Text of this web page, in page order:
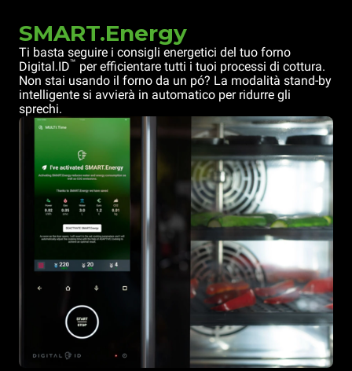
SMART.Energy
Ti basta seguire i consigli energetici del tuo forno
Digital.ID™ per efficientare tutti i tuoi processi di cottura.
Non stai usando il forno da un pó? La modalità stand-by
intelligente si avvierà in automatico per ridurre gli
sprechi.